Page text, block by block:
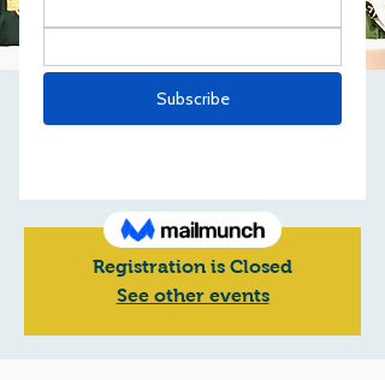
MESSE DE
Registration is Closed
See other events